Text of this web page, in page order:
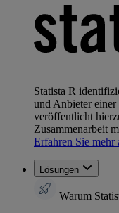
Statista R
und Anbieter einer
veröffentlicht
Zusammenarbeit
Erfahren Sie mehr
Lösungen
Warum